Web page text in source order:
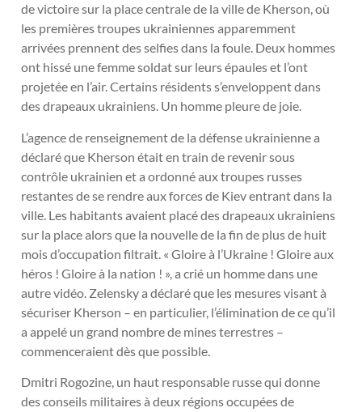
de victoire sur la place centrale de la ville de Kherson, où
les premières troupes ukrainiennes apparemment
arrivées prennent des selfies dans la foule. Deux hommes
ont hissé une femme soldat sur leurs épaules et l’ont
projetée en l’air. Certains résidents s’enveloppent dans
des drapeaux ukrainiens. Un homme pleure de joie.
L’agence de renseignement de la défense ukrainienne a
déclaré que Kherson était en train de revenir sous
contrôle ukrainien et a ordonné aux troupes russes
restantes de se rendre aux forces de Kiev entrant dans la
ville. Les habitants avaient placé des drapeaux ukrainiens
sur la place alors que la nouvelle de la fin de plus de huit
mois d’occupation filtrait. « Gloire à l’Ukraine ! Gloire aux
héros ! Gloire à la nation ! », a crié un homme dans une
autre vidéo. Zelensky a déclaré que les mesures visant à
sécuriser Kherson – en particulier, l’élimination de ce qu’il
a appelé un grand nombre de mines terrestres –
commenceraient dès que possible.
Dmitri Rogozine, un haut responsable russe qui donne
des conseils militaires à deux régions occupées de